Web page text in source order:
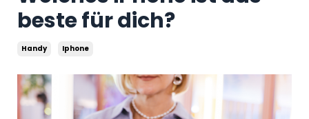
beste für dich?
Handy Iphone